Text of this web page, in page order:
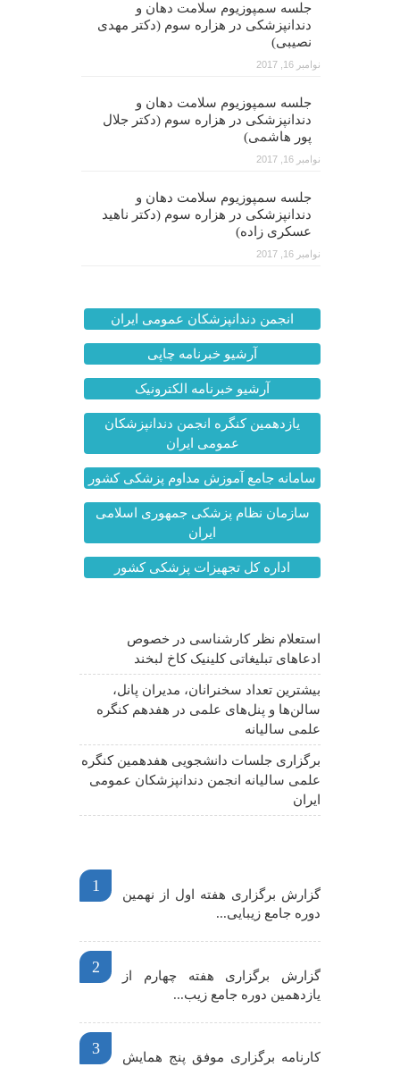
جلسه سمپوزیوم سلامت دهان و
دندانپزشکی در هزاره سوم (دکتر مهدی
نصیبی)
نوامبر 16, 2017
جلسه سمپوزیوم سلامت دهان و
دندانپزشکی در هزاره سوم (دکتر جلال
پور هاشمی)
نوامبر 16, 2017
جلسه سمپوزیوم سلامت دهان و
دندانپزشکی در هزاره سوم (دکتر ناهید
عسکری زاده)
نوامبر 16, 2017
انجمن دندانپزشکان عمومی ایران
آرشیو خبرنامه چاپی
آرشیو خبرنامه الکترونیک
یازدهمین کنگره انجمن دندانپزشکان
عمومی ایران
سامانه جامع آموزش مداوم پزشکی کشور
سازمان نظام پزشکی جمهوری اسلامی
ایران
اداره کل تجهیزات پزشکی کشور
استعلام نظر کارشناسی در خصوص
ادعاهای تبلیغاتی کلینیک کاخ لبخند
بیشترین تعداد سخنرانان، مدیران پانل،
سالن‌ها و پنل‌های علمی در هفدهم کنگره
علمی سالیانه
برگزاری جلسات دانشجویی هفدهمین کنگره
علمی سالیانه انجمن دندانپزشکان عمومی
ایران
1
گزارش برگزاری هفته اول از نهمین
دوره جامع زیبایی...
2
گزارش برگزاری هفته چهارم از
یازدهمین دوره جامع زیب...
3 کارنامه برگزاری موفق پنج همایش